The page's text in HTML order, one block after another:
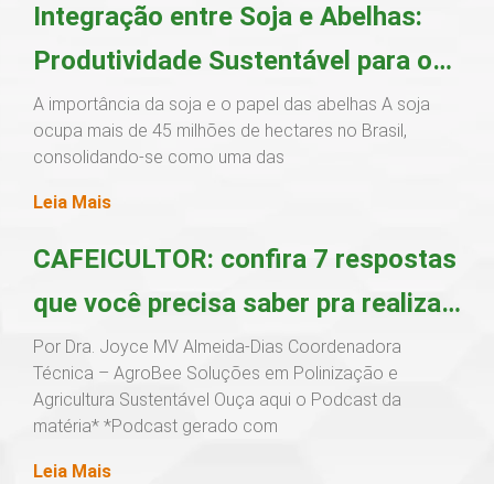
Integração entre Soja e Abelhas:
Produtividade Sustentável para o
Produtor
A importância da soja e o papel das abelhas A soja
ocupa mais de 45 milhões de hectares no Brasil,
consolidando-se como uma das
Leia Mais
CAFEICULTOR: confira 7 respostas
que você precisa saber pra realizar
a polinização assistida em
propriedade com resultado e
segurança
Por Dra. Joyce MV Almeida-Dias Coordenadora
Técnica – AgroBee Soluções em Polinização e
Agricultura Sustentável Ouça aqui o Podcast da
matéria* *Podcast gerado com
Leia Mais